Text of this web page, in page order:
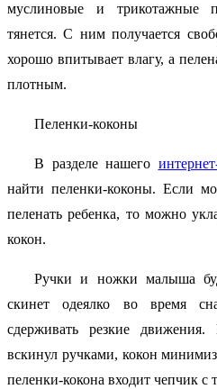
муслиновые и трикотажные
тянется. С ним получается
хорошо впитывает влагу, а
плотным.
Пеленки-коконы
В разделе нашего
найти пеленки-коконы. Если
пеленать ребенка, то можно
кокон.
Ручки и ножки малыша
скинет одеялко во время
сдерживать резкие
вскинул ручками, кокон
пеленки-кокона входит чепчик